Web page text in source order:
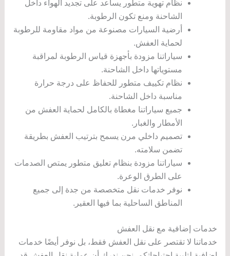
نظام تهوية متطور يساعد على تجديد الهواء داخل
الشاحنة ومنع تكون الرطوبة.
أرضية السيارات مصنوعة من مواد مقاومة للرطوبة
لحماية العفش.
سياراتنا مزودة بأجهزة قياس الرطوبة لمراقبة
مستوياتها داخل الشاحنة.
نظام تكييف متطور للحفاظ على درجة حرارة
مناسبة داخل الشاحنة.
جميع سياراتنا مغطاة بالكامل لحماية العفش من
الأمطار والغبار.
تصميم داخلي مرن يسمح بترتيب العفش بطريقة
تضمن سلامته.
سياراتنا مزودة بنظام تعليق متطور يمتص الصدمات
على الطرق الوعرة.
نوفر خدمات نقل متخصصة من جدة إلى جميع
المناطق الساحلية بما فيها العقير.
خدمات إضافية مع نقل العفش
خدماتنا لا تقتصر على نقل العفش فقط، بل نوفر أيضًا خدمات